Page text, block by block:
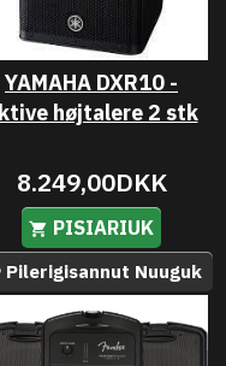
YAMAHA DXR10 -
højtalere 2 stk
8.249,00DKK
PISIARIUK
Pilerigisannut Nuuguk